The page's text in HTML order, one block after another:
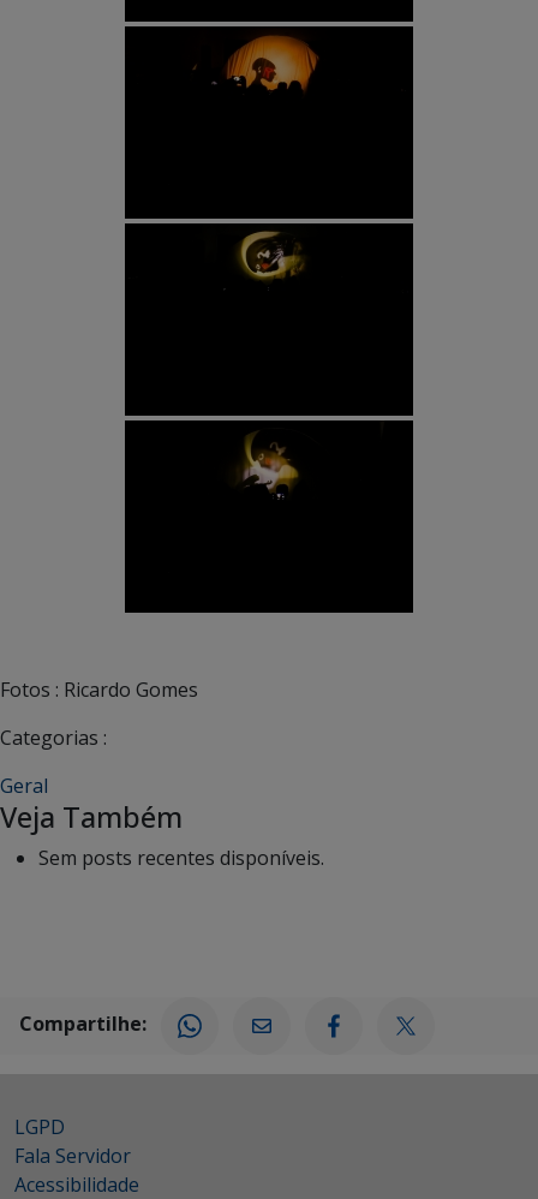
Fotos : Ricardo Gomes
Categorias :
Geral
Veja Também
Sem posts recentes disponíveis.
Compartilhe:
LGPD
Fala Servidor
Acessibilidade